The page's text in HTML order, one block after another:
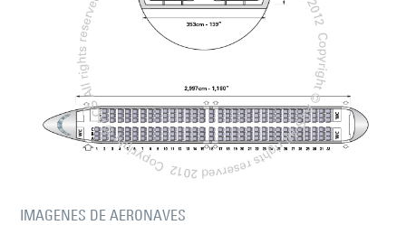
IMAGENES DE AERONAVES